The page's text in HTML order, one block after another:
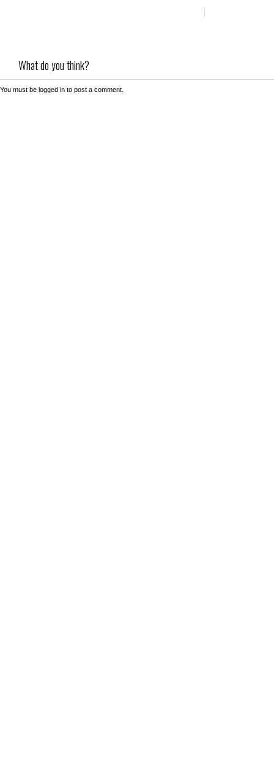
What do you think?
You must be logged in to post a comment.